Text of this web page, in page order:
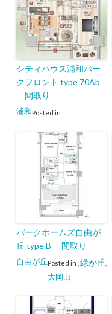
シティハウス浦和パー
クフロント type 70Ab
間取り
Posted in
浦和
パークホームズ自由が
丘 type B 間取り
Posted in
自由が丘 緑が丘
大岡山